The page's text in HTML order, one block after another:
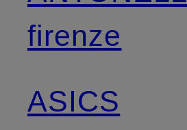
firenze
ASICS